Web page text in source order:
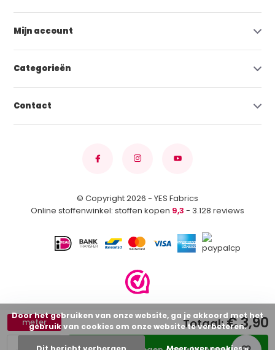
meter Totaal:€ 3,90
Mijn account
Categorieën
Contact
© Copyright 2026 - YES Fabrics
Online stoffenwinkel: stoffen kopen 9,3 - 3.128 reviews
Door het gebruiken van onze website, ga je akkoord met het
gebruik van cookies om onze website te verbeteren.